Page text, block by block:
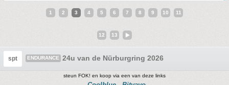
1 2 3 4 5 6 7 8 9 10 11
12 13
spt ENDURANCE 24u van de Nürburgring 2026
steun FOK! en koop via een van deze links